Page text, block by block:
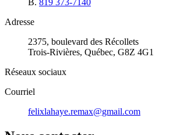
Adresse
2375, boulevard des Récollets
Trois-Rivières, Québec, G8Z 4G1
Réseaux sociaux
Courriel
felixlahaye.remax@gmail.com